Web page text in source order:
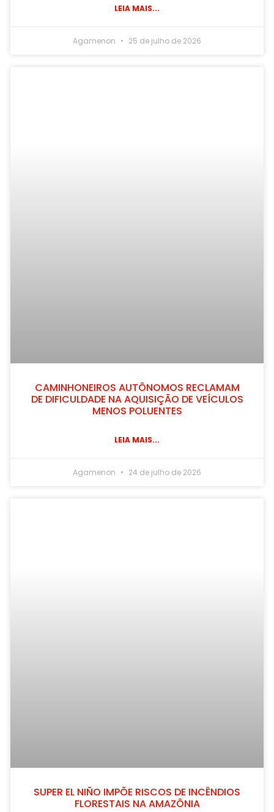
LEIA MAIS...
Agamenon 25 de julho de 2026
CAMINHONEIROS AUTÔNOMOS RECLAMAM
DE DIFICULDADE NA AQUISIÇÃO DE VEÍCULOS
MENOS POLUENTES
LEIA MAIS...
Agamenon 24 de julho de 2026
SUPER EL NIÑO IMPÕE RISCOS DE INCÊNDIOS
FLORESTAIS NA AMAZÔNIA